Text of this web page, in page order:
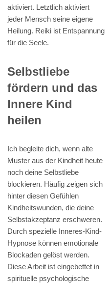
aktiviert. Letztlich aktiviert
jeder Mensch seine eigene
Heilung. Reiki ist Entspannung
für die Seele.
Selbstliebe
fördern und das
Innere Kind
heilen
Ich begleite dich, wenn alte
Muster aus der Kindheit heute
noch deine Selbstliebe
blockieren. Häufig zeigen sich
hinter diesen Gefühlen
Kindheitswunden, die deine
Selbstakzeptanz erschweren.
Durch spezielle Inneres-Kind-
Hypnose können emotionale
Blockaden gelöst werden.
Diese Arbeit ist eingebettet in
spirituelle psychologische